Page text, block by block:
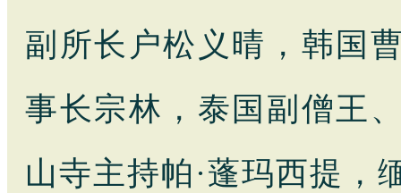
副所长户松义晴，韩国
事长宗林，泰国副僧王
山寺主持帕·蓬玛西提，